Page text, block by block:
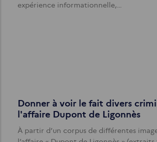
expérience informationnelle,…
Donner à voir le fait divers
l'affaire Dupont de Ligonnès
À partir d’un corpus de différentes